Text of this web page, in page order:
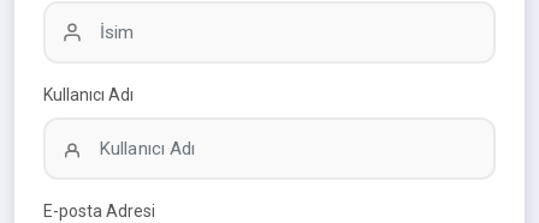
Kullanıcı Adı
E-posta Adresi